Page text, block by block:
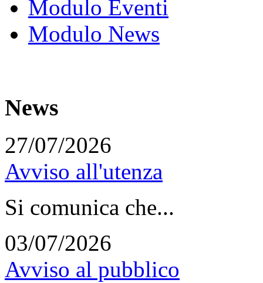
Modulo Eventi
Modulo News
News
27/07/2026
Avviso all'utenza
Si comunica che...
03/07/2026
Avviso al pubblico